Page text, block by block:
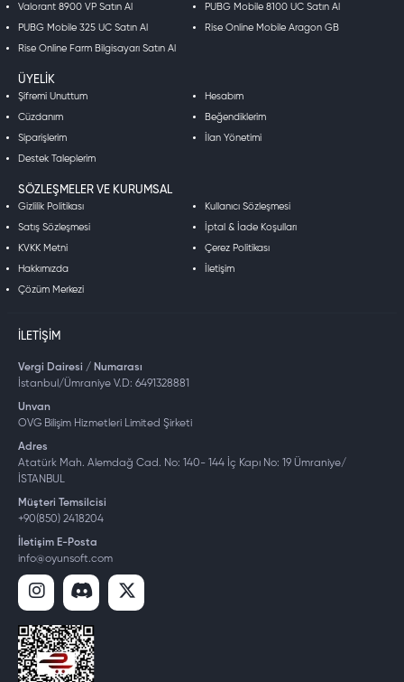
Valorant 8900 VP Satın Al PUBG Mobile 8100 UC Satın Al
PUBG Mobile 325 UC Satın Al Rise Online Mobile Aragon GB
Rise Online Farm Bilgisayarı Satın Al
ÜYELIK
Şifremi Unuttum Hesabım
Cüzdanım Beğendiklerim
Siparişlerim İlan Yönetimi
Destek Taleplerim
SÖZLEŞMELER VE KURUMSAL
Gizlilik Politikası Kullanıcı Sözleşmesi
Satış Sözleşmesi İptal & İade Koşulları
KVKK Metni Çerez Politikası
Hakkımızda İletişim
Çözüm Merkezi
İLETIŞIM
Vergi Dairesi / Numarası
İstanbul/Ümraniye V.D: 6491328881
Unvan
OVG Bilişim Hizmetleri Limited Şirketi
Adres
Atatürk Mah. Alemdağ Cad. No: 140- 144 İç Kapı No: 19 Ümraniye/
İSTANBUL
Müşteri Temsilcisi
+90(850) 2418204
İletişim E-Posta
info@oyunsoft.com